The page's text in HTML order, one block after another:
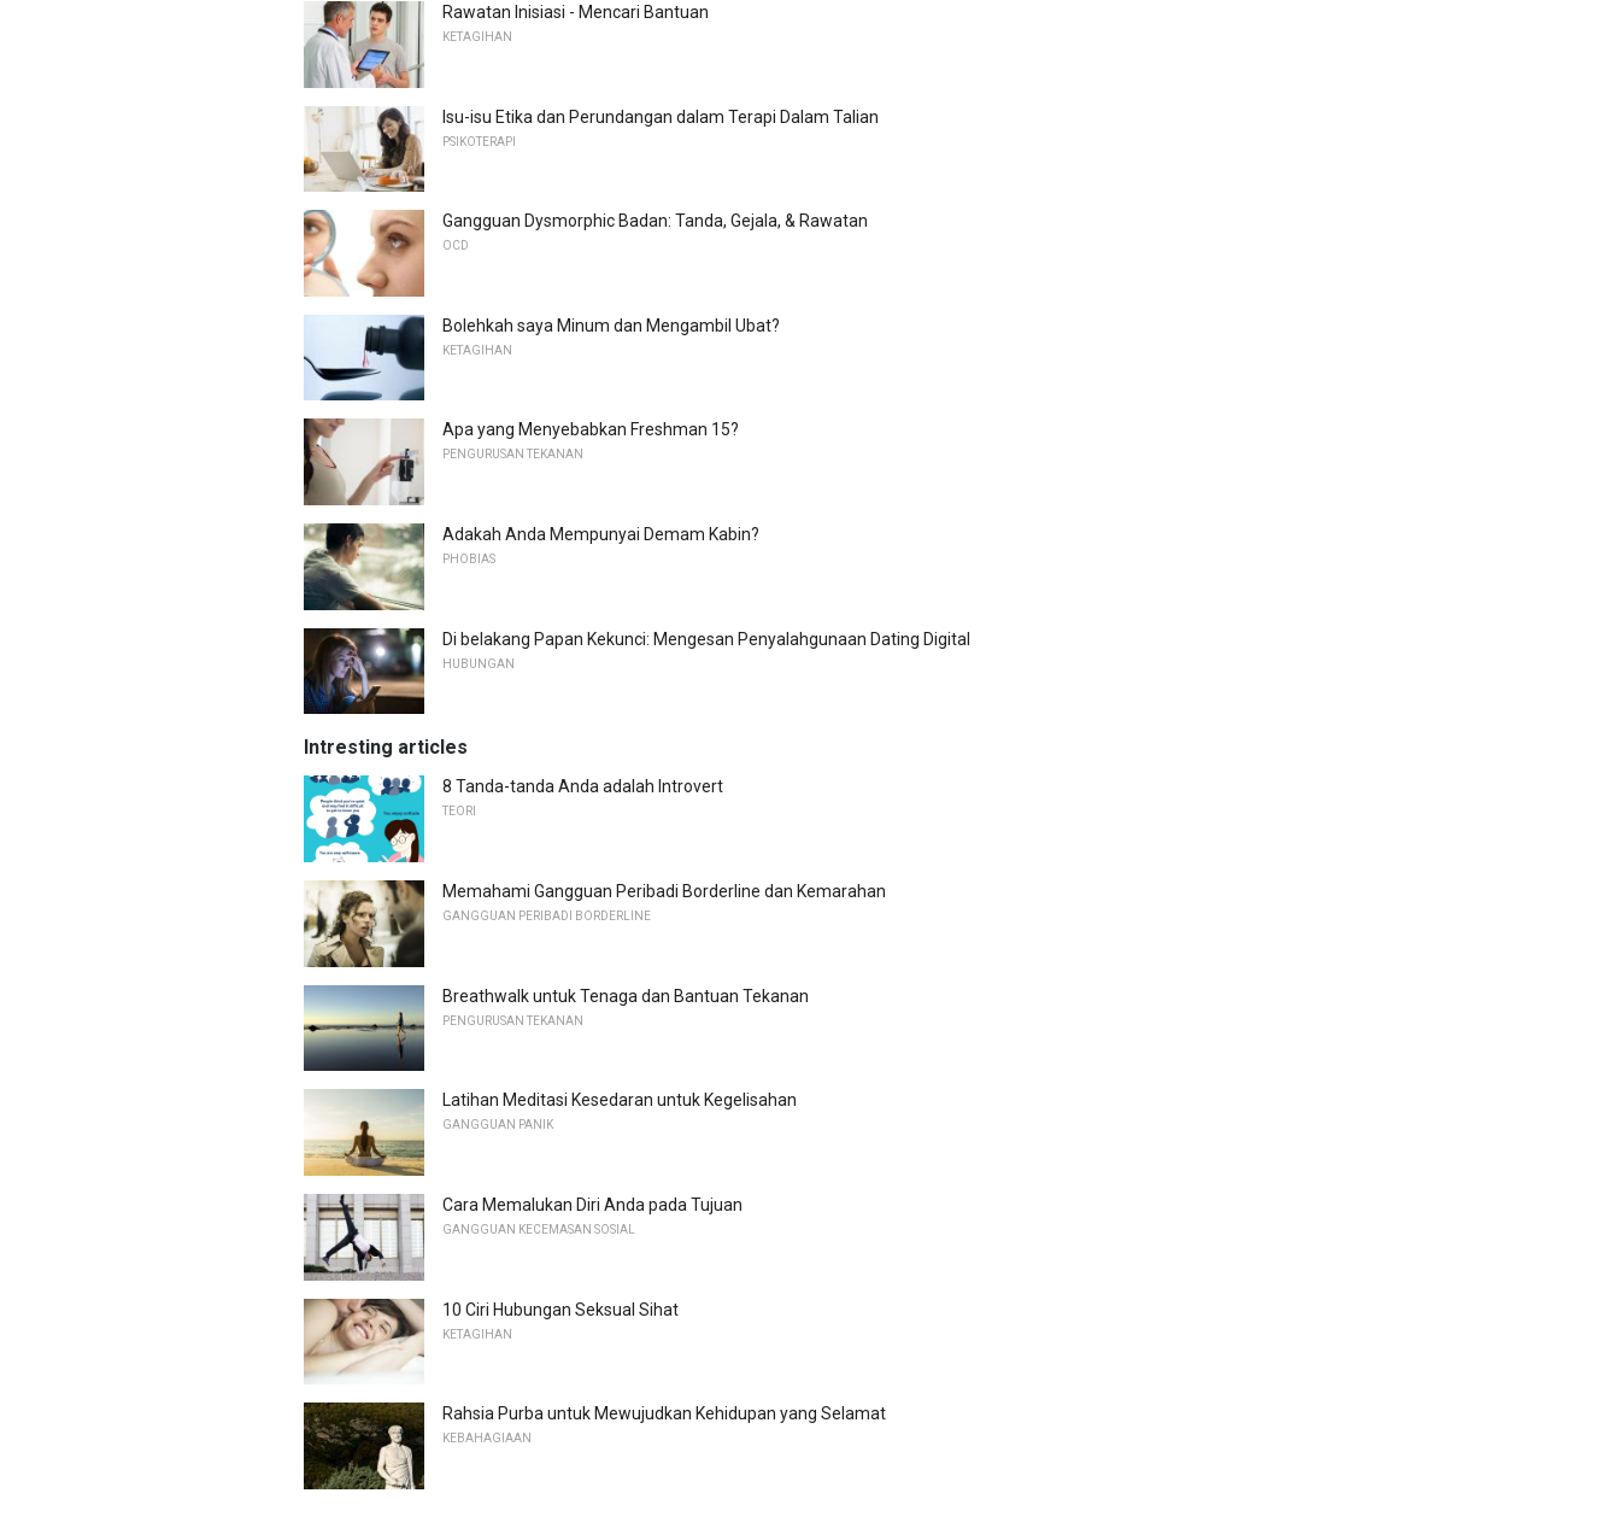
Rawatan Inisiasi - Mencari Bantuan
KETAGIHAN
Isu-isu Etika dan Perundangan dalam Terapi Dalam Talian
PSIKOTERAPI
Gangguan Dysmorphic Badan: Tanda, Gejala, & Rawatan
OCD
Bolehkah saya Minum dan Mengambil Ubat?
KETAGIHAN
Apa yang Menyebabkan Freshman 15?
PENGURUSAN TEKANAN
Adakah Anda Mempunyai Demam Kabin?
PHOBIAS
Di belakang Papan Kekunci: Mengesan Penyalahgunaan Dating Digital
HUBUNGAN
Intresting articles
8 Tanda-tanda Anda adalah Introvert
TEORI
Memahami Gangguan Peribadi Borderline dan Kemarahan
GANGGUAN PERIBADI BORDERLINE
Breathwalk untuk Tenaga dan Bantuan Tekanan
PENGURUSAN TEKANAN
Latihan Meditasi Kesedaran untuk Kegelisahan
GANGGUAN PANIK
Cara Memalukan Diri Anda pada Tujuan
GANGGUAN KECEMASAN SOSIAL
10 Ciri Hubungan Seksual Sihat
KETAGIHAN
Rahsia Purba untuk Mewujudkan Kehidupan yang Selamat
KEBAHAGIAAN